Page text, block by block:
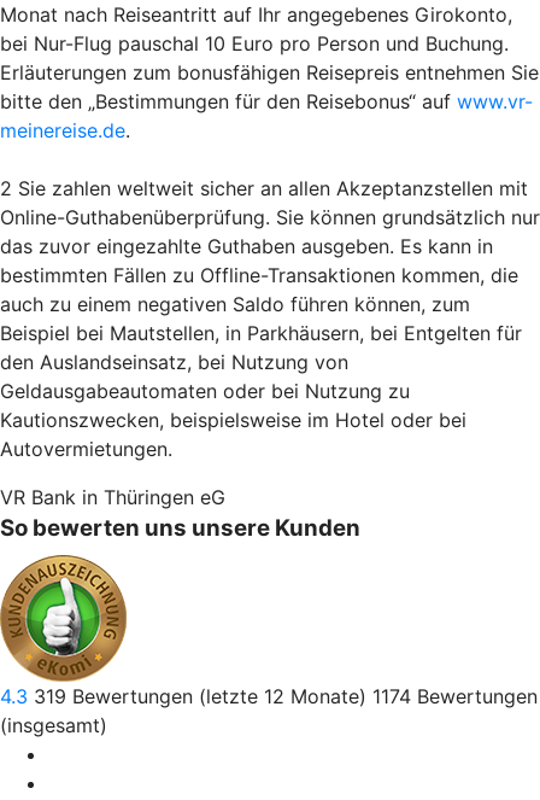
Monat nach Reiseantritt auf Ihr angegebenes Girokonto,
bei Nur-Flug pauschal 10 Euro pro Person und Buchung.
Erläuterungen zum bonusfähigen Reisepreis entnehmen Sie
bitte den „Bestimmungen für den Reisebonus“ auf www.vr-
meinereise.de.
2 Sie zahlen weltweit sicher an allen Akzeptanzstellen mit
Online-Guthabenüberprüfung. Sie können grundsätzlich nur
das zuvor eingezahlte Guthaben ausgeben. Es kann in
bestimmten Fällen zu Offline-Transaktionen kommen, die
auch zu einem negativen Saldo führen können, zum
Beispiel bei Mautstellen, in Parkhäusern, bei Entgelten für
den Auslandseinsatz, bei Nutzung von
Geldausgabeautomaten oder bei Nutzung zu
Kautionszwecken, beispielsweise im Hotel oder bei
Autovermietungen.
VR Bank in Thüringen eG
So bewerten uns unsere Kunden
4.3 319 Bewertungen (letzte 12 Monate) 1174 Bewertungen
(insgesamt)